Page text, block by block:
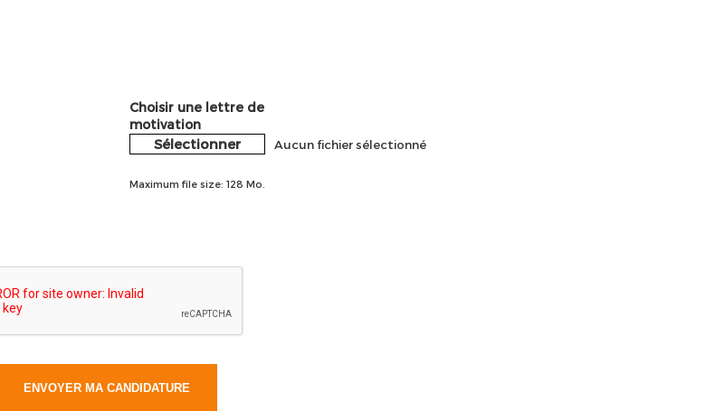
Choisir une lettre de
motivation
Sélectionner Aucun fichier sélectionné
Maximum file size: 128 Mo.